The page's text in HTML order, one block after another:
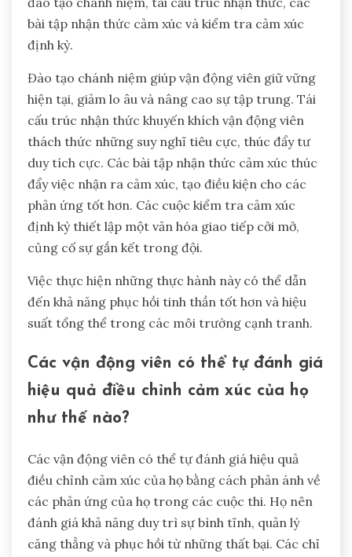
Để nâng cao điều chỉnh cảm xúc, các vận động
viên nên tránh những sai lầm phổ biến như bỏ qua
nhận thức bản thân, không thực hành thường
xuyên và sử dụng các chiến lược đối phó không
hiệu quả. Nhận ra cảm xúc là rất quan trọng cho
khả năng phục hồi tinh thần. Việc thực hành
thường xuyên các kỹ thuật điều chỉnh cảm xúc
giúp nâng cao hiệu suất. Các chiến lược đối phó
không hiệu quả có thể dẫn đến căng thẳng tăng
lên và động lực đội nhóm giảm.
Các thực hành tốt nhất nào có thể
nâng cao điều chỉnh cảm xúc trong
thể thao?
nâng cao thông qua các thực hành có mục tiêu
cải thiện hiệu suất của vận động viên và động lực
đội nhóm. Những thực hành tốt nhất này bao gồm
đào tạo chánh niệm, tái cấu trúc nhận thức, các
định kỳ.
Đào tạo chánh niệm giúp vận động viên giữ vững
hiện tại, giảm lo âu và nâng cao sự tập trung. Tái
cấu trúc nhận thức khuyến khích vận động viên